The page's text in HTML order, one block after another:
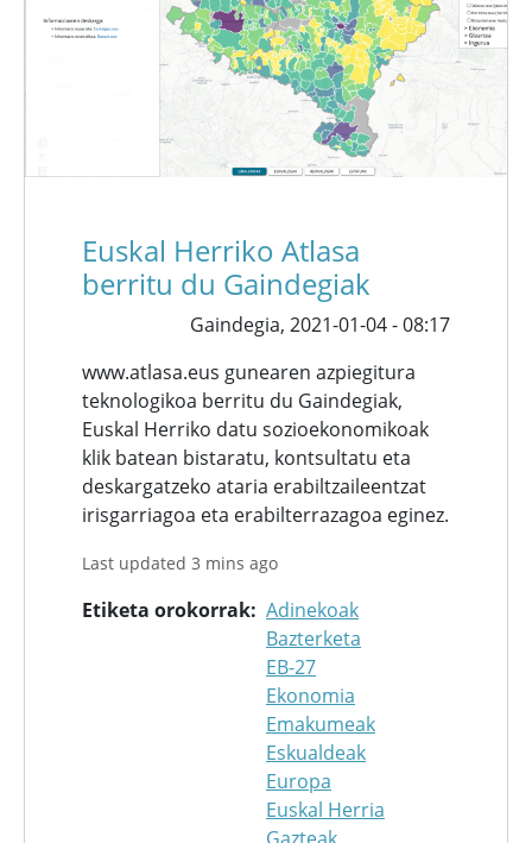
Euskal Herriko Atlasa
berritu du Gaindegiak
Gaindegia, 2021-01-04 - 08:17
www.atlasa.eus gunearen azpiegitura
teknologikoa berritu du Gaindegiak,
Euskal Herriko datu sozioekonomikoak
klik batean bistaratu, kontsultatu eta
deskargatzeko ataria erabiltzaileentzat
irisgarriagoa eta erabilterrazagoa eginez.
Last updated 3 mins ago
Etiketa orokorrak Adinekoak
Bazterketa
EB-27
Ekonomia
Emakumeak
Eskualdeak
Europa
Euskal Herria